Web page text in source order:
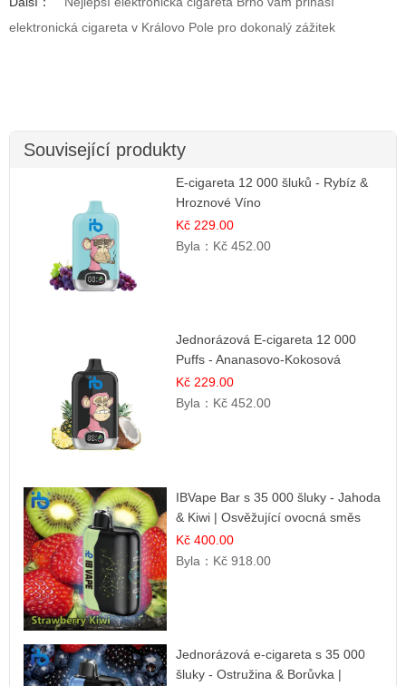
elektronická cigareta v Královo Pole pro dokonalý zážitek
Související produkty
E-cigareta 12 000 šluků - Rybíz &
Hroznové Víno
Kč 229.00
Byla： Kč 452.00
Jednorázová E-cigareta 12 000
Puffs - Ananasovo-Kokosová
Zmrzlina | Tropický dezert
Kč 229.00
Byla： Kč 452.00
IBVape Bar s 35 000 šluky - Jahoda
& Kiwi | Osvěžující ovocná směs
Kč 400.00
Byla： Kč 918.00
Jednorázová e-cigareta s 35 000
šluky - Ostružina & Borůvka |